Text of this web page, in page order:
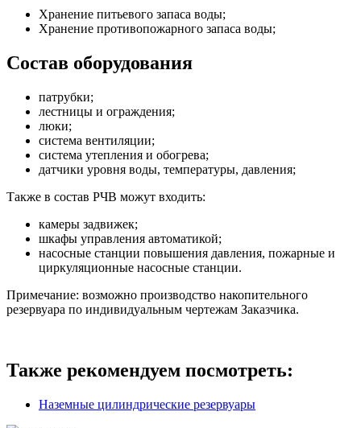
Хранение питьевого запаса воды;
Хранение противопожарного запаса воды;
Состав оборудования
патрубки;
лестницы и ограждения;
люки;
система вентиляции;
система утепления и обогрева;
датчики уровня воды, температуры, давления;
Также в состав РЧВ можут входить:
камеры задвижек;
шкафы управления автоматикой;
насосные станции повышения давления, пожарные и
циркуляционные насосные станции.
Примечание: возможно производство накопительного
резервуара по индивидуальным чертежам Заказчика.
Также рекомендуем посмотреть:
Наземные цилиндрические резервуары